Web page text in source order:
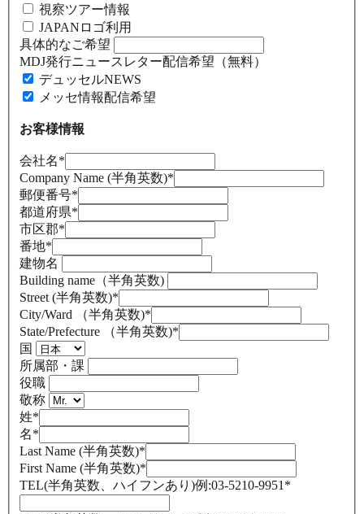
視察ツアー情報
JAPANロゴ利用
具体的なご希望
MDJ発行ニュースレター配信希望（無料）
デュッセルNEWS
メッセ情報配信希望
お客様情報
会社名*
Company Name (半角英数)*
郵便番号*
都道府県*
市区郡*
番地*
建物名
Building name（半角英数)
Street (半角英数)*
City/Ward （半角英数)*
State/Prefecture （半角英数)*
国
所属部・課
役職
敬称
姓*
名*
Last Name (半角英数)*
First Name (半角英数)*
TEL(半角英数、ハイフンあり)例:03-5210-9951 *